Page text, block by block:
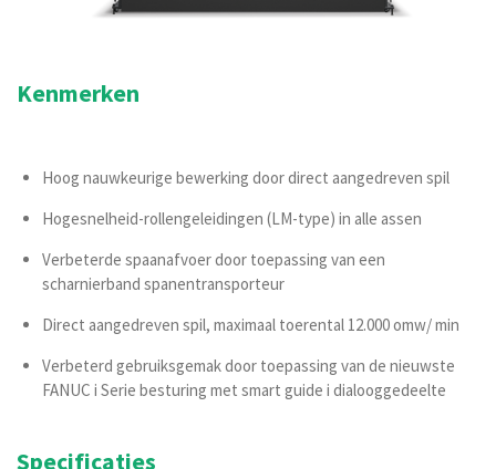
Kenmerken
Hoog nauwkeurige bewerking door direct aangedreven spil
Hogesnelheid-rollengeleidingen (LM-type) in alle assen
Verbeterde spaanafvoer door toepassing van een
scharnierband spanentransporteur
Direct aangedreven spil, maximaal toerental 12.000 omw/ min
Verbeterd gebruiksgemak door toepassing van de nieuwste
FANUC i Serie besturing met smart guide i dialooggedeelte
Specificaties